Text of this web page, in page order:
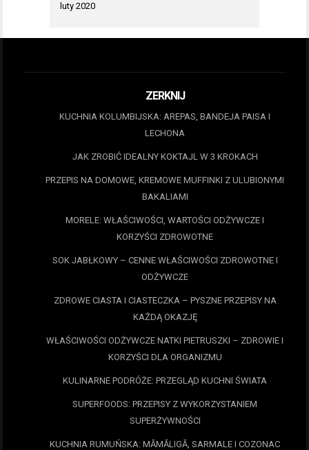
luty 2020
ZERKNIJ
KUCHNIA KOLUMBIJSKA: AREPAS, BANDEJA PAISA I
LECHONA
JAK ZROBIĆ IDEALNY KOKTAJL W 3 KROKACH
PRZEPIS NA DOMOWE, KREMOWE MUFFINKI Z ULUBIONYMI
BAKALIAMI
MORELE: WŁAŚCIWOŚCI, WARTOŚCI ODŻYWCZE I
KORZYŚCI ZDROWOTNE
SOK JABŁKOWY – CENNE WŁAŚCIWOŚCI ZDROWOTNE I
ODŻYWCZE
ZDROWE CIASTA I CIASTECZKA – PYSZNE PRZEPISY NA
KAŻDĄ OKAZJĘ
WŁAŚCIWOŚCI ODŻYWCZE NATKI PIETRUSZKI – ZDROWIE I
KORZYŚCI DLA ORGANIZMU
KULINARNE PODRÓŻE: PRZEGLĄD KUCHNI ŚWIATA
SUPERFOODS: PRZEPISY Z WYKORZYSTANIEM
SUPERŻYWNOŚCI
KUCHNIA RUMUŃSKA: MĂMĂLIGĂ, SARMALE I COZONAC